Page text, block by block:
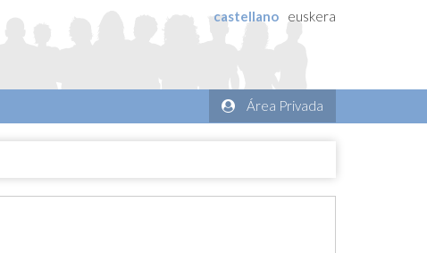
castellano euskera
Área Privada